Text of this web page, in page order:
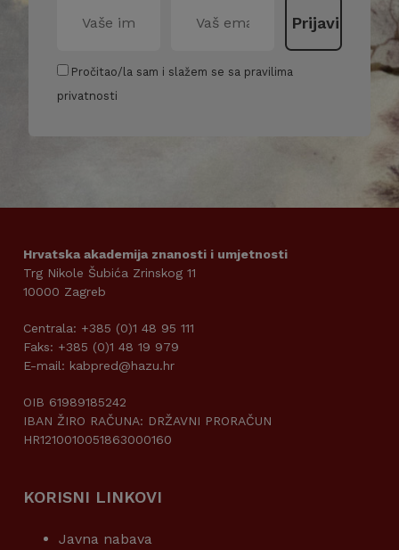
Pročitao/la sam i slažem se sa pravilima
privatnosti
Hrvatska akademija znanosti i umjetnosti
Trg Nikole Šubića Zrinskog 11
10000 Zagreb
Centrala: +385 (0)1 48 95 111
Faks: +385 (0)1 48 19 979
E-mail: kabpred@hazu.hr
OIB 61989185242
IBAN ŽIRO RAČUNA: DRŽAVNI PRORAČUN
HR1210010051863000160
KORISNI LINKOVI
Javna nabava